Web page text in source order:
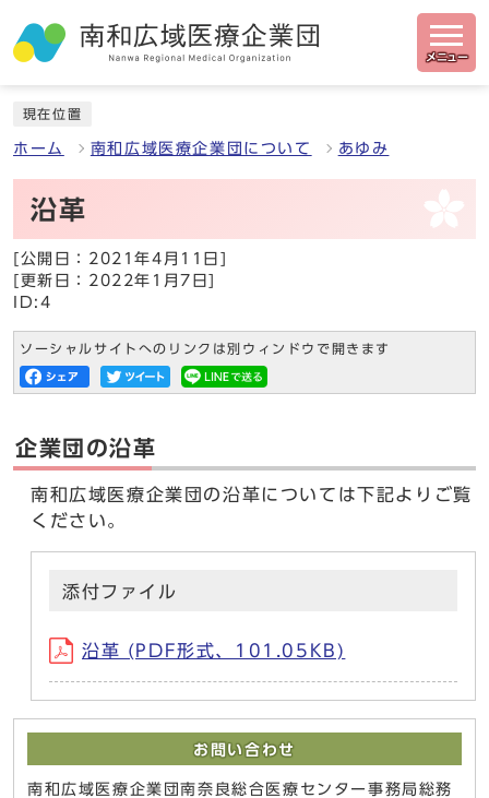
メニュー
現在位置
ホーム 南和広域医療企業団について あゆみ
沿革
[公開日：2021年4月11日]
[更新日：2022年1月7日]
ID:4
ソーシャルサイトへのリンクは別ウィンドウで開きます
企業団の沿革
南和広域医療企業団の沿革については下記よりご覧
ください。
添付ファイル
沿革 (PDF形式、101.05KB)
お問い合わせ
南和広域医療企業団南奈良総合医療センター事務局総務